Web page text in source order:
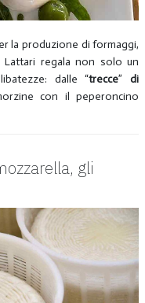
la produzione di formaggi,
regala non solo un
dalle “trecce”di
con il peperoncino
gli